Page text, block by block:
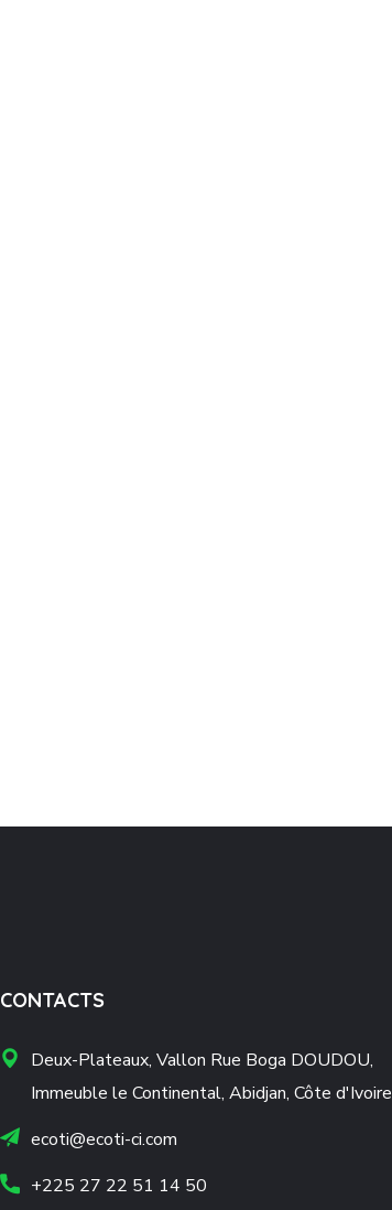
CONTACTS
Deux-Plateaux, Vallon Rue Boga DOUDOU,
Immeuble le Continental, Abidjan, Côte d'Ivoire
ecoti@ecoti-ci.com
+225 27 22 51 14 50